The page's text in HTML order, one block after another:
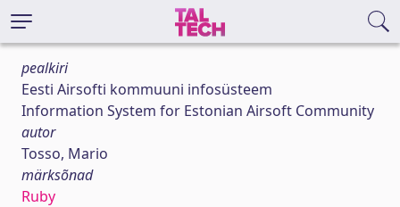
pealkiri
Eesti Airsofti kommuuni infosüsteem
Information System for Estonian Airsoft Community
autor
Tosso, Mario
märksõnad
Ruby